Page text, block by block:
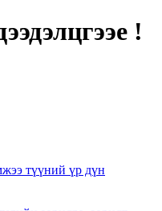
!
түүний үр дүн